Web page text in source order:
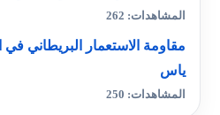
المشاهدات: 262
مقاومة الاستعمار البريطاني في
ياس
المشاهدات: 250